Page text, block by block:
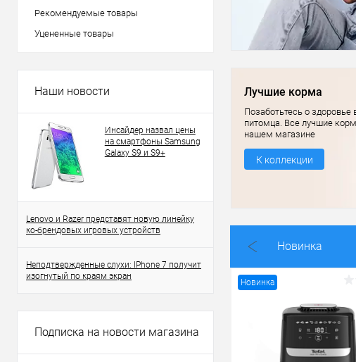
Рекомендуемые товары
Уцененные товары
Наши новости
Инсайдер назвал цены
на смартфоны Samsung
Galaxy S9 и S9+
Lenovo и Razer представят новую линейку
ко-брендовых игровых устройств
Неподтвержденные слухи: IPhone 7 получит
изогнутый по краям экран
Подписка на новости магазина
Лучшие корма
Позаботьтесь о здоровье
питомца. Все лучшие
нашем магазине
К коллекции
Новинка
Новинка